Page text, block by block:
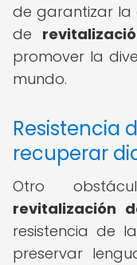
de garantizar la
de
promover la
mundo.
Resistencia
recuperar
Otro
revitalización
resistencia de
preservar